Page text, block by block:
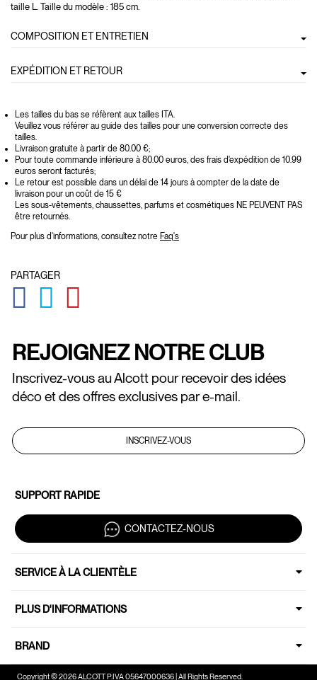
taille L. Taille du modèle : 185 cm.
COMPOSITION ET ENTRETIEN
EXPÉDITION ET RETOUR
Les tailles du bas se réfèrent aux tailles ITA.
Veuillez vous référer au guide des tailles pour une conversion correcte des
tailles.
Livraison gratuite à partir de 80.00 €;
Pour toute commande inférieure à 80.00 euros, des frais d'expédition de 10.99
euros seront facturés;
Le retour est possible dans un délai de 14 jours à compter de la date de
livraison pour un coût de 15 €
Les sous-vêtements, chaussettes, parfums et cosmétiques NE PEUVENT PAS
être retournés.
Pour plus d'informations, consultez notre Faq's
PARTAGER
GLOBAL.SOCIALSHARE.FACEBOOK
GLOBAL.SOCIALSHARE.TWITTER
REJOIGNEZ NOTRE CLUB
Inscrivez-vous au Alcott pour recevoir des idées
déco et des offres exclusives par e-mail.
INSCRIVEZ-VOUS
SUPPORT RAPIDE
CONTACTEZ-NOUS
SERVICE À LA CLIENTÈLE
PLUS D'INFORMATIONS
BRAND
Copyright © 2026 ALCOTT P.IVA 05647000636 | All Rights Reserved.